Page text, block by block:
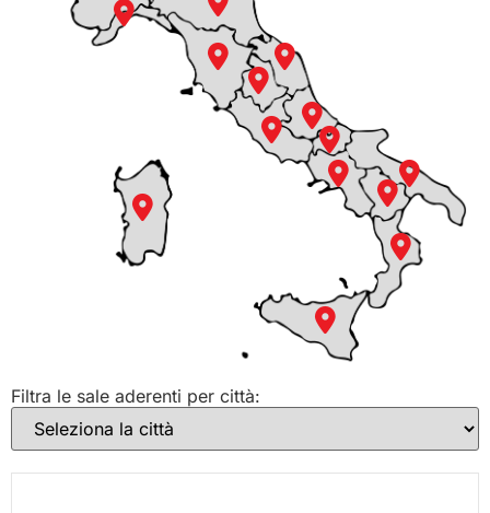
Filtra le sale aderenti per città: